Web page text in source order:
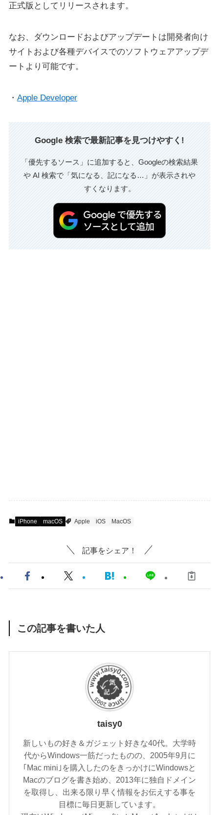
正式版としてリリースされます。
なお、ダウンロードおよびアップデートは開発者向け
サイトおよび各種デバイスでのソフトウェアアップデ
ートより可能です。
・ Apple Developer
Google 検索で最新記事を見つけやすく!
「優先するソース」に追加すると、Googleの検索結果
や AI 検索で「気になる、記になる…」が表示されや
すくなります。
iPhone macOS Apple iOS MacOS
記事をシェア！
この記事を書いた人
taisy0
新しいもの好き＆ガジェット好きな40代。大学時
代からWindows一筋だったものの、2005年9月に
｢Mac mini｣を購入したのをきっかけにWindowsと
Macのブログを書き始め、2013年に独自ドメイン
を取得し、出来る限り早く情報をお伝えする事を
目標に毎日更新しています。